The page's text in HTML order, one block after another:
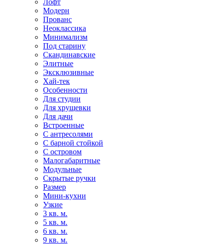
Лофт
Модерн
Прованс
Неоклассика
Минимализм
Под старину
Скандинавские
Элитные
Эксклюзивные
Хай-тек
Особенности
Для студии
Для хрущевки
Для дачи
Встроенные
С антресолями
С барной стойкой
С островом
Малогабаритные
Модульные
Скрытые ручки
Размер
Мини-кухни
Узкие
3 кв. м.
5 кв. м.
6 кв. м.
9 кв. м.